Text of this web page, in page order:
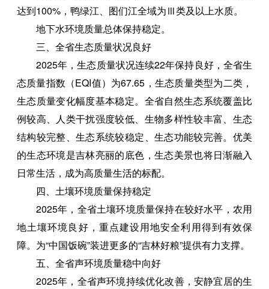
达到100%，鸭绿江、图们江全域为Ⅲ类及以上水质。
地下水环境质量总体保持稳定。
三、全省生态质量状况良好
2025年，生态质量状况连续22年保持良好，全省生
态质量指数（EQI值）为67.65，生态质量类型为二类，
生态质量变化幅度基本稳定。全省自然生态系统覆盖比
例较高、人类干扰强度较低、生物多样性较丰富、生态
结构较完整、生态系统较稳定、生态功能较完善。优美
的生态环境是吉林亮丽的底色，生态美景也将日渐融入
日常生活，成为高质量生活的标配。
四、土壤环境质量保持稳定
2025年，全省土壤环境质量保持在较好水平，农用
地土壤环境良好，重点建设用地安全利用得到有效保
障。为“中国饭碗”装进更多的“吉林好粮”提供有力支撑。
五、全省声环境质量稳中向好
2025年，全省声环境持续优化改善，安静宜居的生